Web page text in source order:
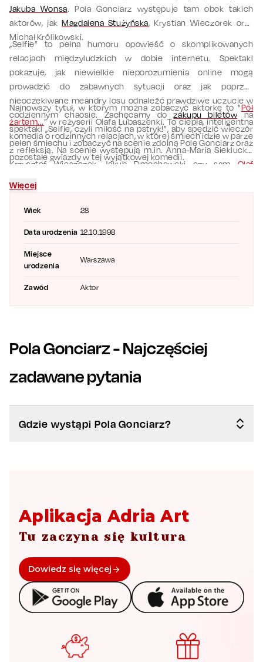
Wiek 28
Data urodzenia 12.10.1998
Miejsce
urodzenia
Warszawa
Zawód Aktor
Jakuba Wonsa. Pola Gonciarz występuje tam obok takich
aktorów, jakMagdalena Stużyńska, Krystian Wieczorek oraz
Michał Królikowski.
„Selfie” to pełna humoru opowieść o skomplikowanych
relacjach międzyludzkich w dobie internetu. Spektakl
pokazuje, jak niewielkie nieporozumienia online mogą
prowadzić do zabawnych sytuacji oraz jak poprzez
nieoczekiwane meandry losu odnaleźć prawdziwe uczucie w
codziennym chaosie. Zachęcamy dozakupu biletówna
spektakl „Selfie, czyli miłość na pstryk!”, aby spędzić wieczór
pełen śmiechu i zobaczyć na scenie zdolną Polę Gonciarz oraz
pozostałe gwiazdy w tej wyjątkowej komedii.
Najnowszy tytuł, w ktorym można zobaczyć aktorkę to "Pół
żartem..." w reżyserii Olafa Lubaszenki. To ciepła, inteligentna
komedia o rodzinnych relacjach, w której śmiech idzie w parze
z refleksją. Na scenie występują m.in. Anna-Maria Sieklucka,
Krzysztof Wieszczek, Jakub Dmochowski czy sam Olaf
Więcej
Pola Gonciarz- Najczęściej
zadawane pytania
Gdzie wystąpi Pola Gonciarz?
Aplikacja Adria Art
Tu zaczyna się kultura
Dowiedz się więcej